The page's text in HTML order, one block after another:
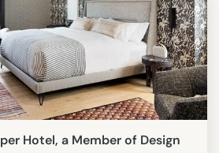
Hotel, a Member of Design